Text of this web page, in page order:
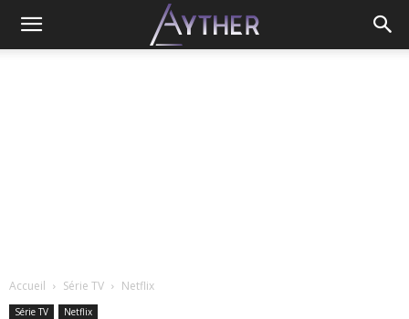
Accueil Série TV Netflix
Série TV Netflix